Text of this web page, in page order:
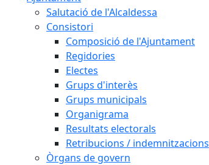
Salutació de l'Alcaldessa
Consistori
Composició de l'Ajuntament
Regidories
Electes
Grups d'interès
Grups municipals
Organigrama
Resultats electorals
Retribucions / indemnitzacions
Òrgans de govern